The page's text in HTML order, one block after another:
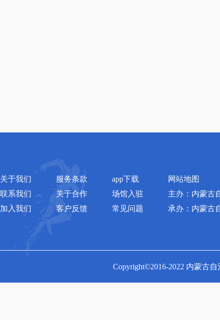
关于我们
联系我们
加入我们
服务条款
关于合作
客户反馈
app下载
场馆入驻
常见问题
网站地图
主办：内蒙古
承办：内蒙古
Copyright©2016-2022 内蒙古